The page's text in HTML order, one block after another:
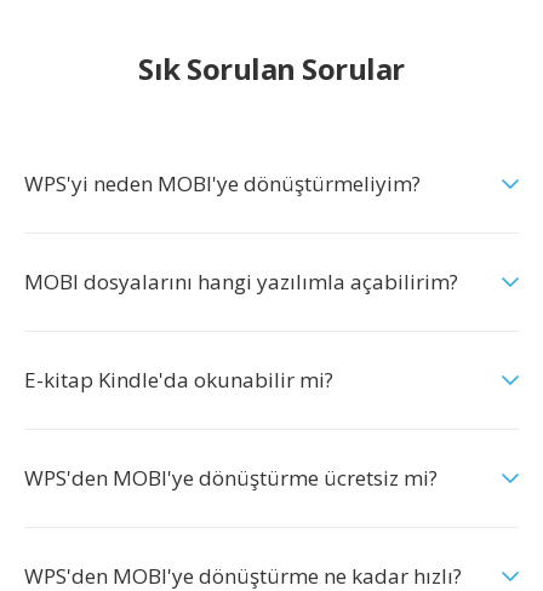
Sık Sorulan Sorular
WPS'yi neden MOBI'ye dönüştürmeliyim?
MOBI dosyalarını hangi yazılımla açabilirim?
E-kitap Kindle'da okunabilir mi?
WPS'den MOBI'ye dönüştürme ücretsiz mi?
WPS'den MOBI'ye dönüştürme ne kadar hızlı?